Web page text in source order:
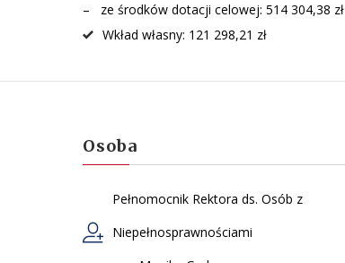
– ze środków dotacji celowej: 514 304,38 zł
Wkład własny: 121 298,21 zł
Osoba
Pełnomocnik Rektora ds. Osób z
Niepełnosprawnościami